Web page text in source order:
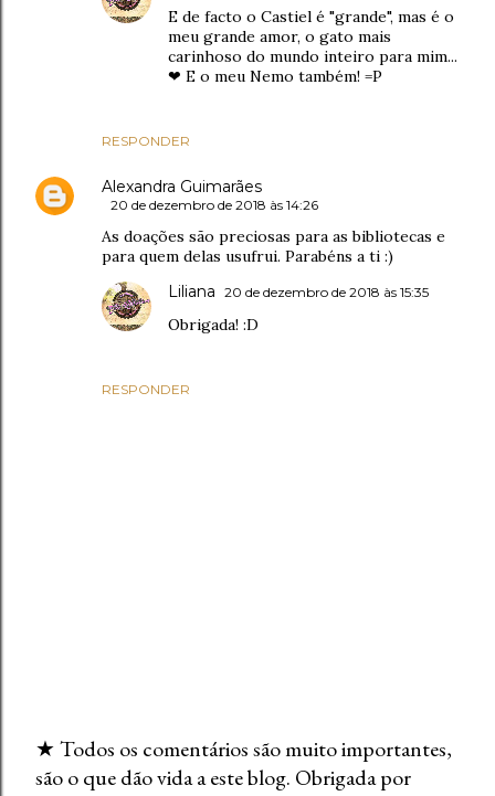
RESPONDER
E de facto o Castiel é "grande", mas é o
meu grande amor, o gato mais
carinhoso do mundo inteiro para mim...
❤ E o meu Nemo também! =P
Alexandra Guimarães
20 de dezembro de 2018 às 14:26
As doações são preciosas para as bibliotecas e
para quem delas usufrui. Parabéns a ti :)
RESPONDER
Liliana 20 de dezembro de 2018 às 15:35
Obrigada! :D
E
★ Todos os comentários são muito importantes,
são o que dão vida a este blog. Obrigada por